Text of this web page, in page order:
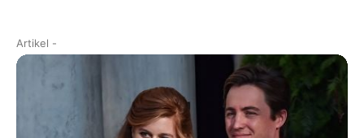
Artikel -